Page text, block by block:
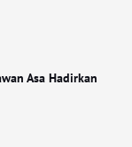
Asa Hadirkan